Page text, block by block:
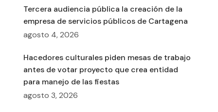
Tercera audiencia pública la creación de la
empresa de servicios públicos de Cartagena
agosto 4, 2026
Hacedores culturales piden mesas de trabajo
antes de votar proyecto que crea entidad
para manejo de las fiestas
agosto 3, 2026